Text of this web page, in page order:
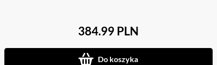
384.99 PLN
Do koszyka